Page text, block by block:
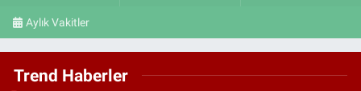
Aylık Vakitler
Trend Haberler